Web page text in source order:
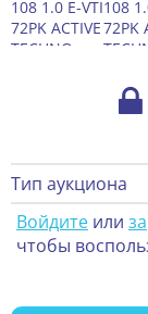
Тип аукциона
Войдите или
чтобы